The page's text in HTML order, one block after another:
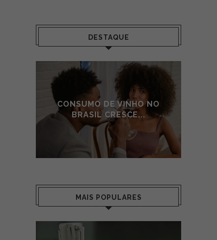
DESTAQUE
CONSUMO DE VINHO NO
BRASIL CRESCE...
MAIS POPULARES